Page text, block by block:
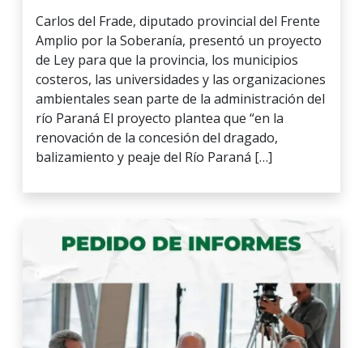
Carlos del Frade, diputado provincial del Frente
Amplio por la Soberanía, presentó un proyecto
de Ley para que la provincia, los municipios
costeros, las universidades y las organizaciones
ambientales sean parte de la administración del
río Paraná El proyecto plantea que “en la
renovación de la concesión del dragado,
balizamiento y peaje del Río Paraná […]